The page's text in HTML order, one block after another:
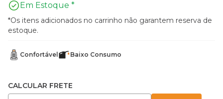
Em Estoque *
*Os itens adicionados no carrinho não garantem reserva de
estoque.
Confortável Baixo Consumo
CALCULAR FRETE